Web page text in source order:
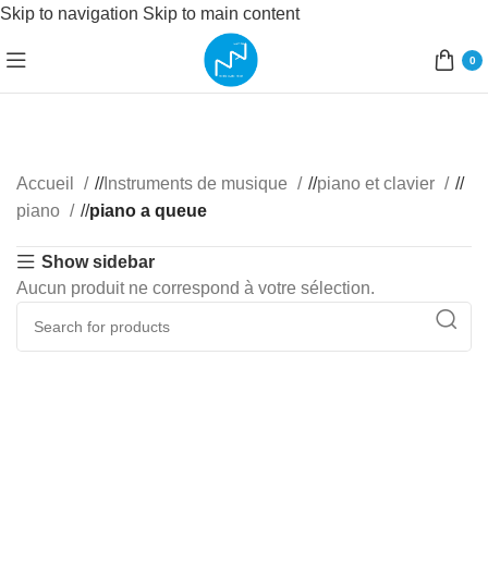
Skip to navigation Skip to main content
0
Accueil / Instruments de musique / piano et clavier
/
piano
/ piano a queue
Show sidebar
Aucun produit ne correspond à votre sélection.